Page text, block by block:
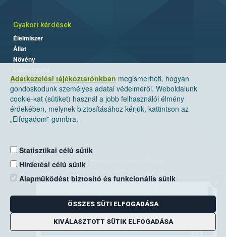
Adatkezelési tájékoztatónkban megismerheti, hogyan
gondoskodunk személyes adatai védelméről. Weboldalunk
cookie-kat (sütiket) használ a jobb felhasználói élmény
érdekében, melynek biztosításához kérjük, kattintson az
„Elfogadom” gombra.
Statisztikai célú sütik
Hirdetési célú sütik
Alapműködést biztosító és funkcionális sütik
ÖSSZES SÜTI ELFOGADÁSA
KIVÁLASZTOTT SÜTIK ELFOGADÁSA
Gyakori kérdések
Élelmiszer
Állat
Növény
Nemzeti Élelmiszerlánc-biztonsági Hivatal
Levelezési cím: 1525 Budapest. Pf. 30.
E-mail:ugyfelszolgalat@nebih.gov.hu
Zöld szám: 06-80/263-244
Telefon: 06-1/ 336-9000